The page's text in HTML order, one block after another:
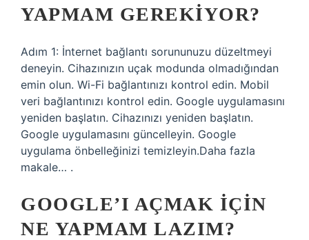
YAPMAM GEREKIYOR?
Adım 1: İnternet bağlantı sorununuzu düzeltmeyi
deneyin. Cihazınızın uçak modunda olmadığından
emin olun. Wi-Fi bağlantınızı kontrol edin. Mobil
veri bağlantınızı kontrol edin. Google uygulamasını
yeniden başlatın. Cihazınızı yeniden başlatın.
Google uygulamasını güncelleyin. Google
uygulama önbelleğinizi temizleyin.Daha fazla
makale… .
GOOGLE’I AÇMAK IÇIN
NE YAPMAM LAZIM?